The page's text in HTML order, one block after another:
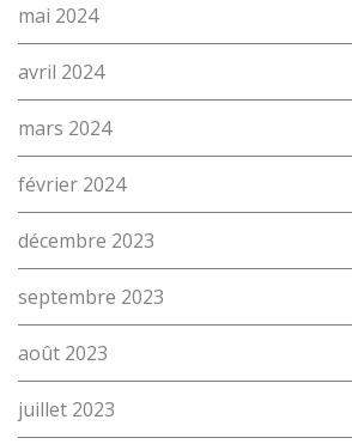
Formations
Promotion des métiers
Métiers
mai 2024
avril 2024
mars 2024
février 2024
décembre 2023
septembre 2023
août 2023
juillet 2023